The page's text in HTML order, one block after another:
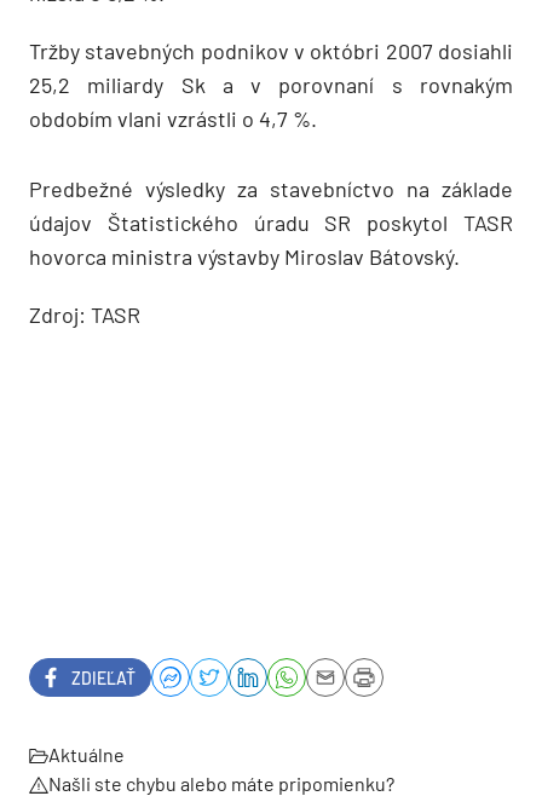
Tržby stavebných podnikov v októbri 2007 dosiahli
25,2 miliardy Sk a v porovnaní s rovnakým
obdobím vlani vzrástli o 4,7 %.
Predbežné výsledky za stavebníctvo na základe
údajov Štatistického úradu SR poskytol TASR
hovorca ministra výstavby Miroslav Bátovský.
Zdroj: TASR
ZDIEĽAŤ
Aktuálne
Našli ste chybu alebo máte pripomienku?